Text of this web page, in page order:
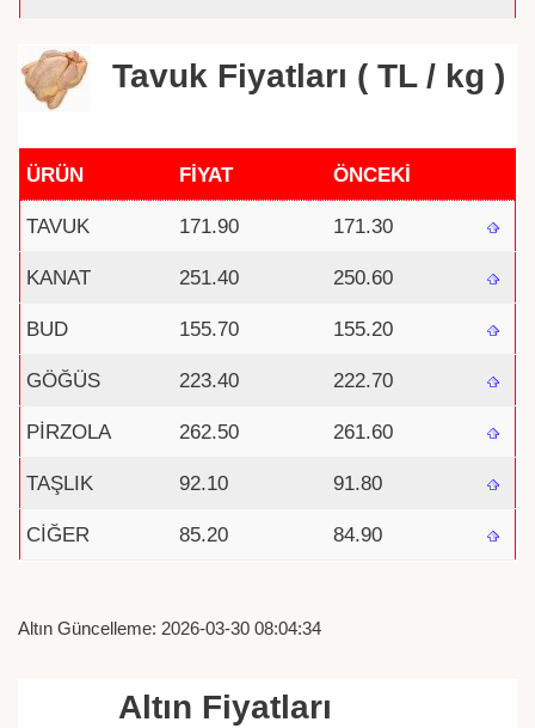
Tavuk Fiyatları ( TL / kg )
ÜRÜN FİYAT ÖNCEKİ
TAVUK 171.90 171.30
KANAT 251.40 250.60
BUD 155.70 155.20
GÖĞÜS 223.40 222.70
PİRZOLA 262.50 261.60
TAŞLIK 92.10 91.80
CİĞER 85.20 84.90
Altın Güncelleme: 2026-03-30 08:04:34
Altın Fiyatları